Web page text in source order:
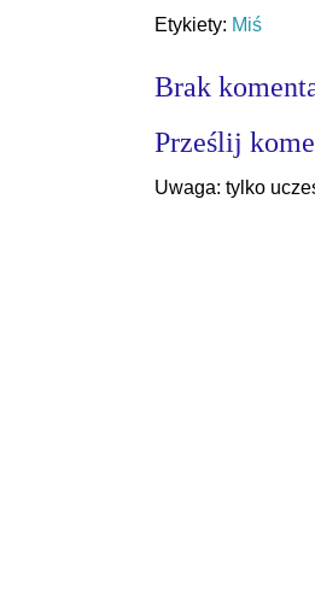
Etykiety: Miś
Brak
Prześlij
Uwaga: tylko